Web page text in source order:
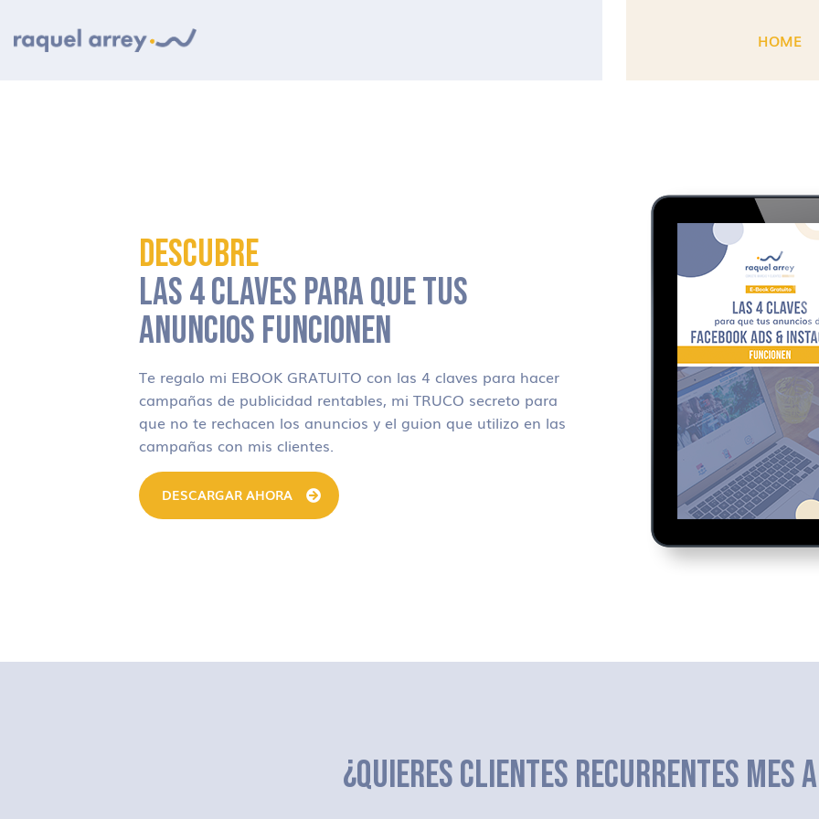
HOME
DESCUBRE
LAS 4 CLAVES PARA QUE TUS
ANUNCIOS FUNCIONEN
Te regalo mi EBOOK GRATUITO con las 4 claves para hacer
campañas de publicidad rentables, mi TRUCO secreto para
que no te rechacen los anuncios y el guion que utilizo en las
campañas con mis clientes.
DESCARGAR AHORA
¿QUIERES CLIENTES RECURRENTES MES